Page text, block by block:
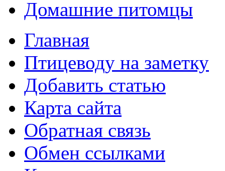
Домашние питомцы
Главная
Птицеводу на заметку
Добавить статью
Карта сайта
Обратная связь
Обмен ссылками